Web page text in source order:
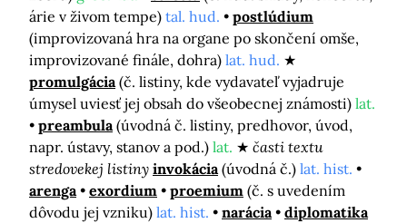
árie v živom tempe) tal. hud.
postlúdium
(improvizovaná hra na organe po skončení omše,
improvizované finále, dohra) lat. hud.
promulgácia (č. listiny, kde vydavateľ vyjadruje
úmysel uviesť jej obsah do všeobecnej známosti) lat.
preambula (úvodná č. listiny, predhovor, úvod,
napr. ústavy, stanov a pod.) lat.
časti textu
stredovekej listiny invokácia (úvodná č.) lat. hist.
arenga
exordium proemium (č. s uvedením
dôvodu jej vzniku) lat. hist. narácia
diplomatika